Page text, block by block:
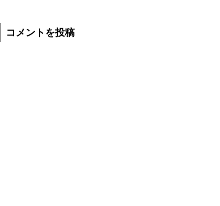
コメントを投稿